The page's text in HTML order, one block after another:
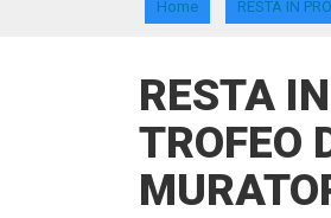
Home RESTA IN
RESTA
TROFEO